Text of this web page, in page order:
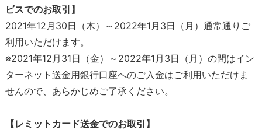
ビスでのお取引】
2021年12月30日（木）～2022年1月3日（月）通常通りご
利用いただけます。
※2021年12月31日（金）～2022年1月3日（月）の間はイン
ターネット送金用銀行口座へのご入金はご利用いただけま
せんので、あらかじめご了承ください。
【レミットカード送金でのお取引】